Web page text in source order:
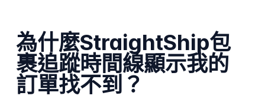
為什麼StraightShip包
裹追蹤時間線顯示我的
訂單找不到？